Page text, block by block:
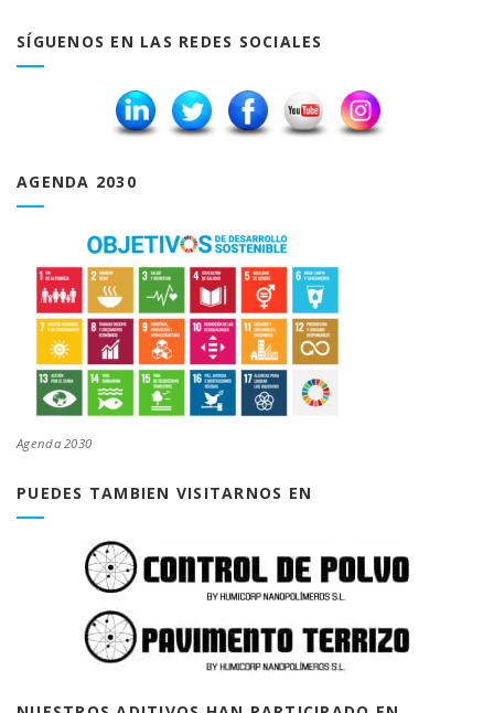
SÍGUENOS EN LAS REDES SOCIALES
AGENDA 2030
Agenda 2030
PUEDES TAMBIEN VISITARNOS EN